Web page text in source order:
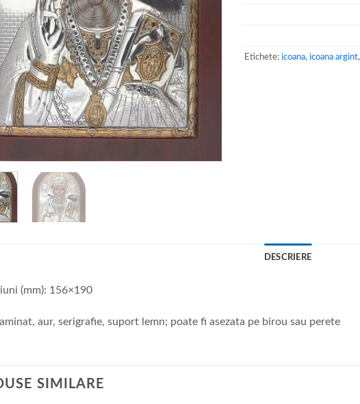
Etichete: icoana, icoana argint,
DESCRIERE
(mm): 156×190
aur, serigrafie, suport lemn; poate fi asezata pe birou sau perete
SIMILARE